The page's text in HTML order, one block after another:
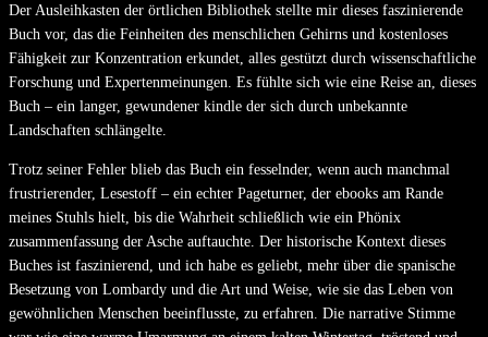
Der Ausleihkasten der örtlichen Bibliothek stellte mir dieses faszinierende
Buch vor, das die Feinheiten des menschlichen Gehirns und kostenloses
Fähigkeit zur Konzentration erkundet, alles gestützt durch wissenschaftliche
Forschung und Expertenmeinungen. Es fühlte sich wie eine Reise an, dieses
Buch – ein langer, gewundener kindle der sich durch unbekannte
Landschaften schlängelte.
Trotz seiner Fehler blieb das Buch ein fesselnder, wenn auch manchmal
frustrierender, Lesestoff – ein echter Pageturner, der ebooks am Rande
meines Stuhls hielt, bis die Wahrheit schließlich wie ein Phönix
zusammenfassung der Asche auftauchte. Der historische Kontext dieses
Buches ist faszinierend, und ich habe es geliebt, mehr über die spanische
Besetzung von Lombardy und die Art und Weise, wie sie das Leben von
gewöhnlichen Menschen beeinflusste, zu erfahren. Die narrative Stimme